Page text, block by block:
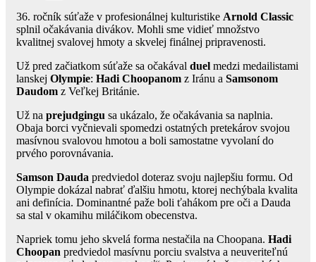
36. ročník súťaže v profesionálnej kulturistike Arnold Classic
splnil očakávania divákov. Mohli sme vidieť množstvo
kvalitnej svalovej hmoty a skvelej finálnej pripravenosti.
Už pred začiatkom súťaže sa očakával duel medzi medailistami
lanskej Olympie: Hadi Choopanom z Iránu a Samsonom
Daudom z Veľkej Británie.
Už na prejudgingu sa ukázalo, že očakávania sa naplnia.
Obaja borci vyčnievali spomedzi ostatných pretekárov svojou
masívnou svalovou hmotou a boli samostatne vyvolaní do
prvého porovnávania.
Samson Dauda predviedol doteraz svoju najlepšiu formu. Od
Olympie dokázal nabrať ďalšiu hmotu, ktorej nechýbala kvalita
ani definícia. Dominantné paže boli ťahákom pre oči a Dauda
sa stal v okamihu miláčikom obecenstva.
Napriek tomu jeho skvelá forma nestačila na Choopana. Hadi
Choopan predviedol masívnu porciu svalstva a neuveriteľnú